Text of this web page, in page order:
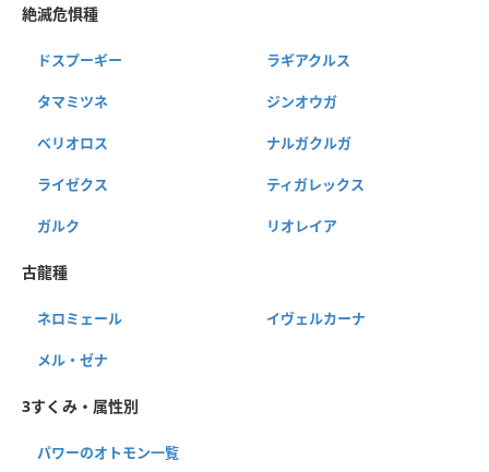
絶滅危惧種
ドスプーギー ラギアクルス
タマミツネ ジンオウガ
ベリオロス ナルガクルガ
ライゼクス ティガレックス
ガルク リオレイア
古龍種
ネロミェール イヴェルカーナ
メル・ゼナ
3すくみ・属性別
パワーのオトモン一覧